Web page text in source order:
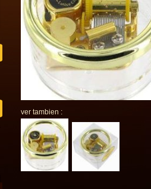
ver tambien :